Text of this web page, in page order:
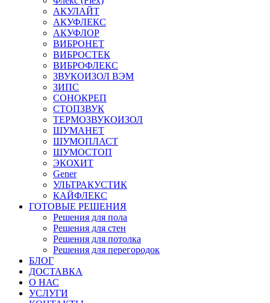
АКУЛАЙТ
АКУФЛЕКС
АКУФЛОР
ВИБРОНЕТ
ВИБРОСТЕК
ВИБРОФЛЕКС
ЗВУКОИЗОЛ ВЭМ
ЗИПС
СОНОКРЕП
СТОПЗВУК
ТЕРМОЗВУКОИЗОЛ
ШУМАНЕТ
ШУМОПЛАСТ
ШУМОСТОП
ЭКОХИТ
Gener
УЛЬТРАКУСТИК
КАЙФЛЕКС
ГОТОВЫЕ РЕШЕНИЯ
Решения для пола
Решения для стен
Решения для потолка
Решения для перегородок
БЛОГ
ДОСТАВКА
О НАС
УСЛУГИ